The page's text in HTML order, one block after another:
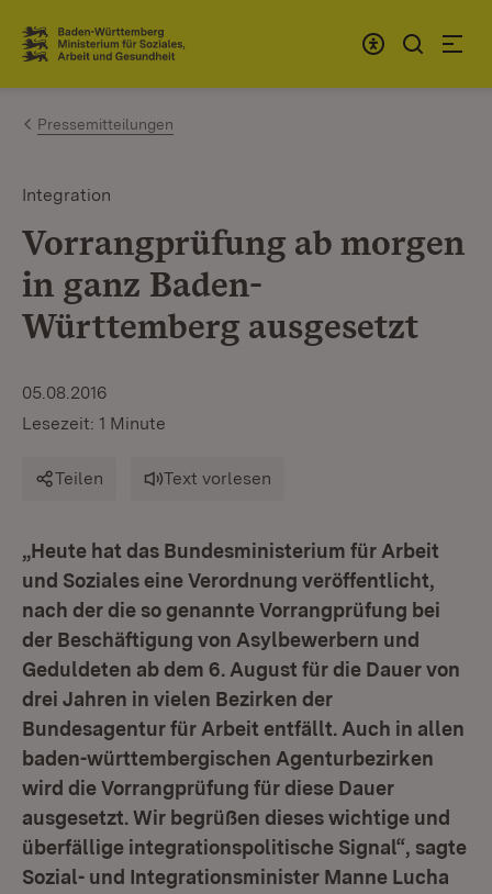
Zum Inhalt springen
Link zur Startseite
Pressemitteilungen
Integration
Vorrangprüfung ab morgen
in ganz Baden-
Württemberg ausgesetzt
05.08.2016
Lesezeit: 1 Minute
Teilen Text vorlesen
„Heute hat das Bundesministerium für Arbeit
und Soziales eine Verordnung veröffentlicht,
nach der die so genannte Vorrangprüfung bei
der Beschäftigung von Asylbewerbern und
Geduldeten ab dem 6. August für die Dauer von
drei Jahren in vielen Bezirken der
Bundesagentur für Arbeit entfällt. Auch in allen
baden-württembergischen Agenturbezirken
wird die Vorrangprüfung für diese Dauer
ausgesetzt. Wir begrüßen dieses wichtige und
überfällige integrationspolitische Signal“, sagte
Sozial- und Integrationsminister Manne Lucha